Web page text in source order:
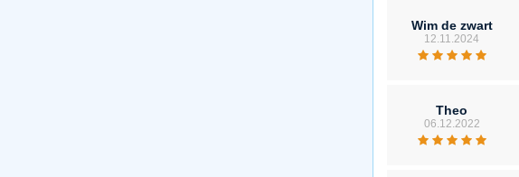
Wim de zwart
12.11.2024
Theo
06.12.2022